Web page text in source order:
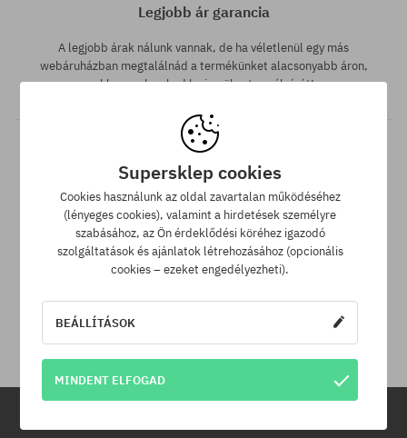
Legjobb ár garancia
A legjobb árak nálunk vannak, de ha véletlenül egy más
webáruházban megtalálnád a termékünket alacsonyabb áron,
akkor csak neked levisszük a termék árát!
30 nap az áru viszaküldésére
A termék visszaküldésére a csomag kézhezvételétől számítva
Supersklep cookies
Cookies használunk az oldal zavartalan működéséhez
(lényeges cookies), valamint a hirdetések személyre
szabásához, az Ön érdeklődési köréhez igazodó
szolgáltatások és ajánlatok létrehozásához (opcionális
cookies – ezeket engedélyezheti).
BEÁLLÍTÁSOK
MINDENT ELFOGAD